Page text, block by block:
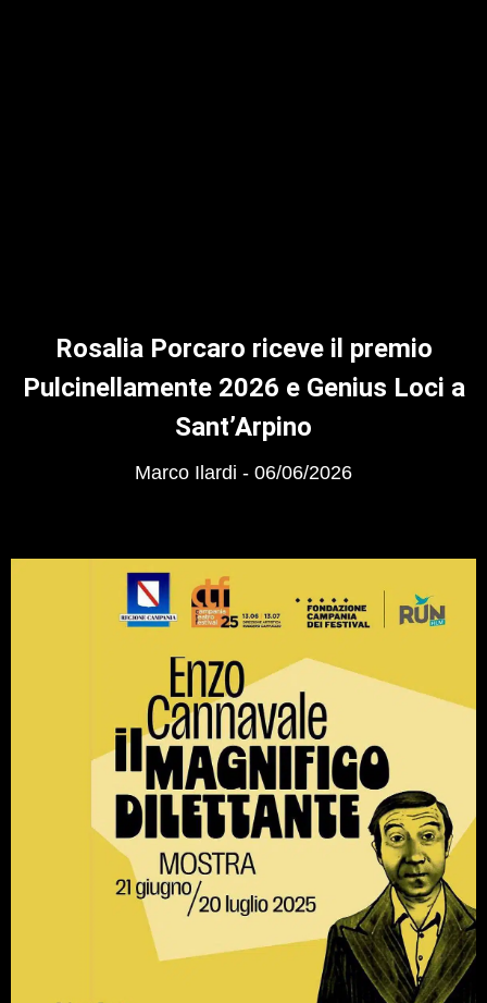
Rosalia Porcaro riceve il premio
Pulcinellamente 2026 e Genius Loci a
Sant’Arpino
Marco Ilardi 06/06/2026